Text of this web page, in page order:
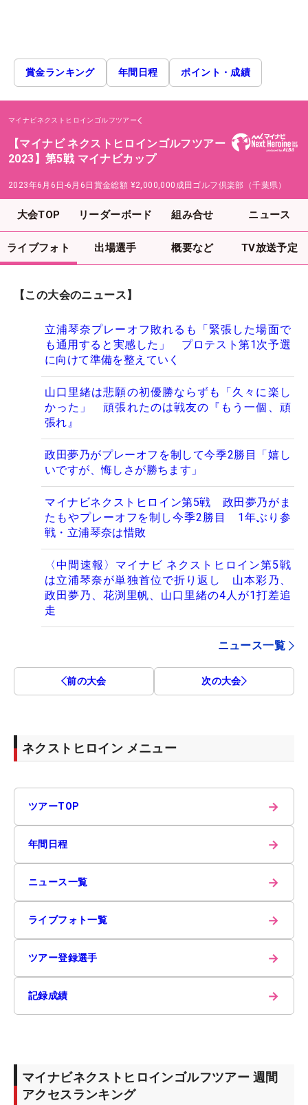
賞金ランキング 年間日程 ポイント・成績
マイナビネクストヒロインゴルフツアー
【マイナビ ネクストヒロインゴルフツアー
2023】第5戦 マイナビカップ
2023年6月6日-6月6日 賞金総額 ¥2,000,000 成田ゴルフ倶楽部（千葉県）
大会TOP リーダーボード 組み合せ ニュース
ライブフォト 出場選手 概要など TV放送予定
【この大会のニュース】
立浦琴奈プレーオフ敗れるも「緊張した場面で
も通用すると実感した」 プロテスト第1次予選
に向けて準備を整えていく
山口里緒は悲願の初優勝ならずも「久々に楽し
かった」 頑張れたのは戦友の『もう一個、頑
張れ』
政田夢乃がプレーオフを制して今季2勝目「嬉し
いですが、悔しさが勝ちます」
マイナビネクストヒロイン第5戦 政田夢乃がま
たもやプレーオフを制し今季2勝目 1年ぶり参
戦・立浦琴奈は惜敗
〈中間速報〉マイナビ ネクストヒロイン第5戦
は立浦琴奈が単独首位で折り返し 山本彩乃、
政田夢乃、花渕里帆、山口里緒の4人が1打差追
走
ニュース一覧
前の大会 次の大会
ネクストヒロイン メニュー
ツアーTOP →
年間日程 →
ニュース一覧 →
ライブフォト一覧 →
ツアー登録選手 →
記録成績 →
マイナビネクストヒロインゴルフツアー 週間
アクセスランキング